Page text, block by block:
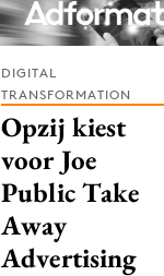
DIGITAL
TRANSFORMATION
Opzij kiest
voor Joe
Public Take
Away
Advertising